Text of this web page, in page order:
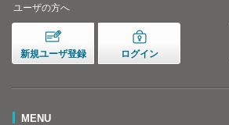
ユーザの方へ
新規ユーザ登録 ログイン
MENU